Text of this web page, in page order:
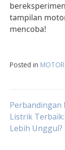
tampilan
mencoba!
Posted in MOTOR
Post
Listrik
Lebih Unggul?